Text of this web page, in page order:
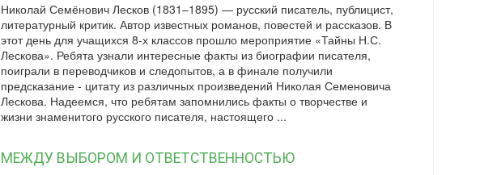
Николай Семёнович Лесков (1831–1895) — русский писатель, публицист,
литературный критик. Автор известных романов, повестей и рассказов. В
этот день для учащихся 8-х классов прошло мероприятие «Тайны Н.С.
Лескова». Ребята узнали интересные факты из биографии писателя,
поиграли в переводчиков и следопытов, а в финале получили
предсказание - цитату из различных произведений Николая Семеновича
Лескова. Надеемся, что ребятам запомнились факты о творчестве и
жизни знаменитого русского писателя, настоящего ...
МЕЖДУ ВЫБОРОМ И ОТВЕТСТВЕННОСТЬЮ